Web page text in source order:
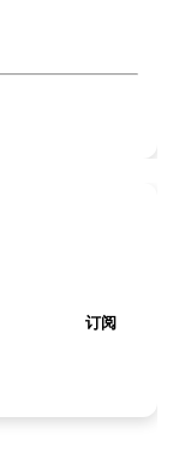
订阅